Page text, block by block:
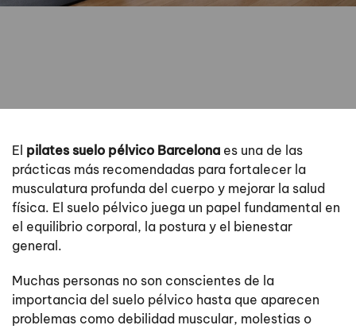
El pilates suelo pélvico Barcelona es una de las
prácticas más recomendadas para fortalecer la
musculatura profunda del cuerpo y mejorar la salud
física. El suelo pélvico juega un papel fundamental en
el equilibrio corporal, la postura y el bienestar
general.
Muchas personas no son conscientes de la
importancia del suelo pélvico hasta que aparecen
problemas como debilidad muscular, molestias o